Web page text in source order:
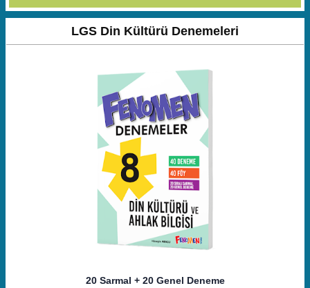
LGS Din Kültürü Denemeleri
20 Sarmal + 20 Genel Deneme